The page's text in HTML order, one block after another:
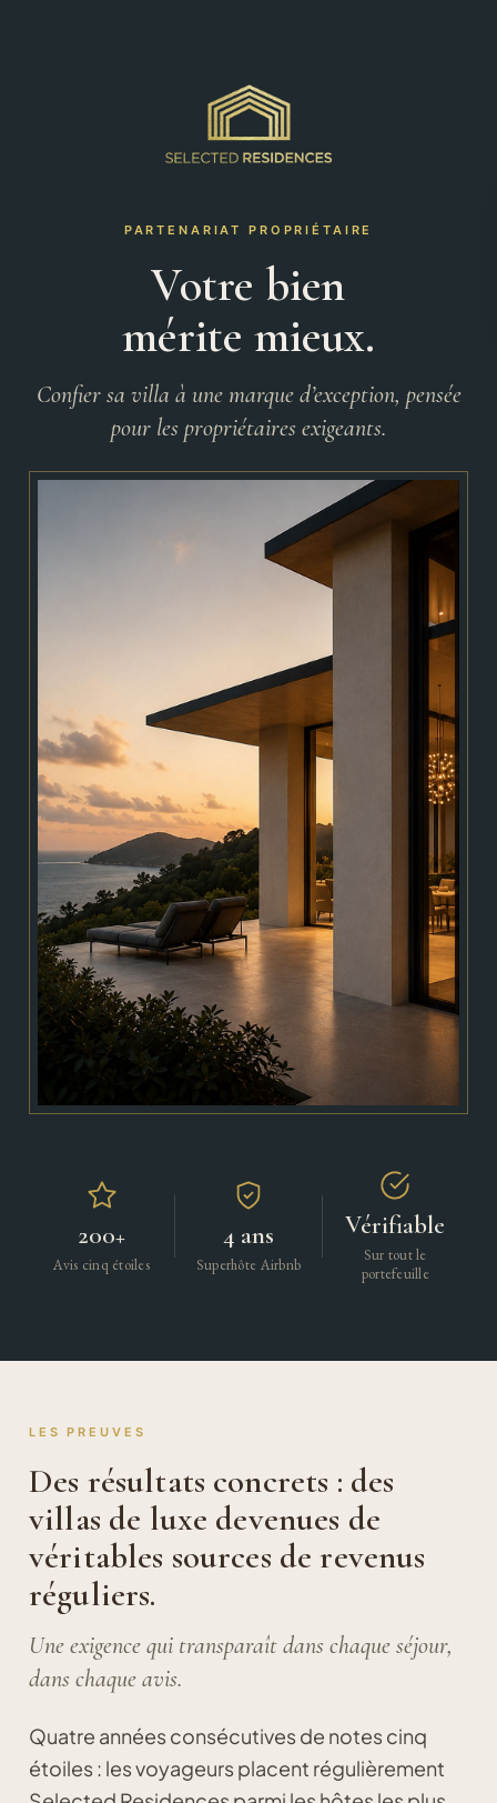
PARTENARIAT PROPRIÉTAIRE
Votre bien
mérite mieux.
Confier sa villa à une marque d’exception, pensée
pour les propriétaires exigeants.
200+
Avis cinq étoiles
4 ans
Superhôte Airbnb
Vérifiable
Sur tout le
portefeuille
LES PREUVES
Des résultats concrets : des
villas de luxe devenues de
véritables sources de revenus
réguliers.
Une exigence qui transparaît dans chaque séjour,
dans chaque avis.
Quatre années consécutives de notes cinq
étoiles : les voyageurs placent régulièrement